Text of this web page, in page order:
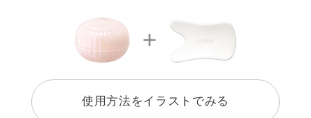
使用方法をイラストでみる